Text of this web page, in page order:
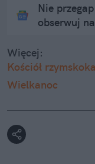
Nie
obserwuj
Więcej:
Kościół
Wielkanoc